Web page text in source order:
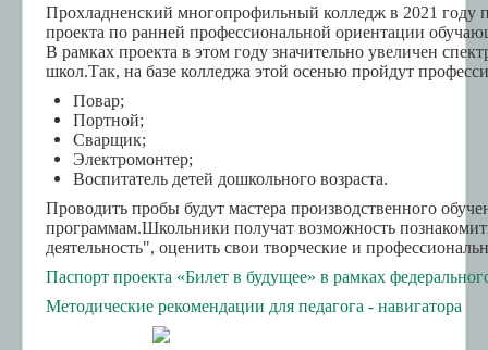
ВСОКО
Обращения граждан
ИКОП "Сферум"
Осторожно, мошенники!
Электронная информационно-образовательная
ТОР "Моя школа" СПО
Прохладненский многопрофильный колледж в 2021 году
проекта по ранней профессиональной ориентации
В рамках проекта в этом году значительно увеличен
школ.Так, на базе колледжа этой осенью пройдут
Повар;
Портной;
Сварщик;
Электромонтер;
Воспитатель детей дошкольного возраста.
Проводить пробы будут мастера производственного
программам.Школьники получат возможность
деятельность", оценить свои творческие и
Паспорт проекта «Билет в будущее» в рамках
Методические рекомендации для педагога - навигатора